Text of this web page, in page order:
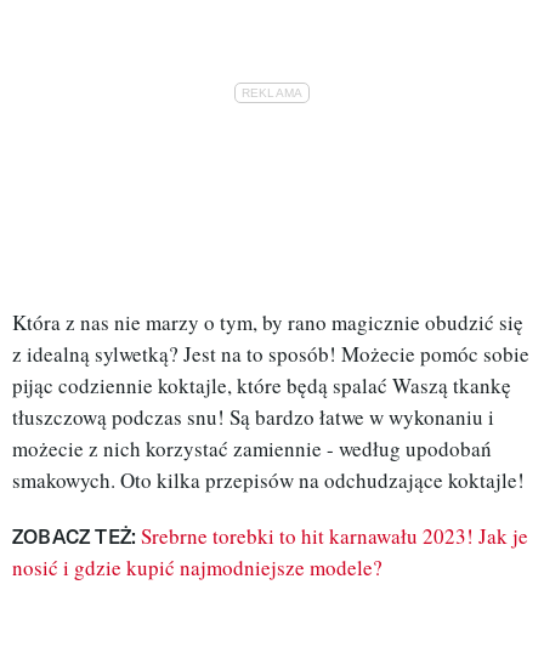
Która z nas nie marzy o tym, by rano magicznie obudzić się
z idealną sylwetką? Jest na to sposób! Możecie pomóc sobie
pijąc codziennie koktajle, które będą spalać Waszą tkankę
tłuszczową podczas snu! Są bardzo łatwe w wykonaniu i
możecie z nich korzystać zamiennie - według upodobań
smakowych. Oto kilka przepisów na odchudzające koktajle!
ZOBACZ TEŻ: Srebrne torebki to hit karnawału 2023! Jak je
nosić i gdzie kupić najmodniejsze modele?